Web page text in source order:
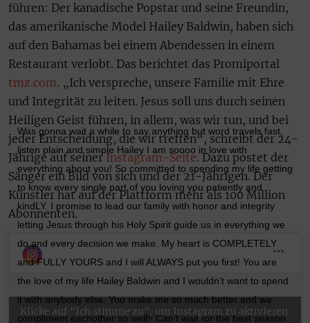
führen: Der kanadische Popstar und seine Freundin,
das amerikanische Model Hailey Baldwin, haben sich
auf den Bahamas bei einem Abendessen in einem
Restaurant verlobt. Das berichtet das Promiportal
tmz.com. „Ich verspreche, unsere Familie mit Ehre
und Integrität zu leiten. Jesus soll uns durch seinen
Heiligen Geist führen, in allem, was wir tun, und bei
jeder Entscheidung, die wir treffen“, schreibt der 24-
Jährige auf seinerInstagram-Seite. Dazu postet der
Sänger ein Bild von sich und der 21-Jährigen. Der
Künstler hat auf der Plattform mehr als 100 Million
Abonnenten.
Was gonna wait a while to say anything but word travels fast,
listen plain and simple Hailey I am soooo in love with
everything about you! So committed to spending my life getting
to know every single part of you loving you patiently and
kindLY. I promise to lead our family with honor and integrity
letting Jesus through his Holy Spirit guide us in everything we
do and every decision we make. My heart is COMPLETELY
and FULLY YOURS and I will ALWAYS put you first! You are
the love of my life Hailey Baldwin and I wouldn’t want to spend
it with anybody else. You make me so much better and we
compliment eachother so well!! Can’t wait for the best season
Klicke auf "Ich stimme zu", um Instagram zu aktivieren